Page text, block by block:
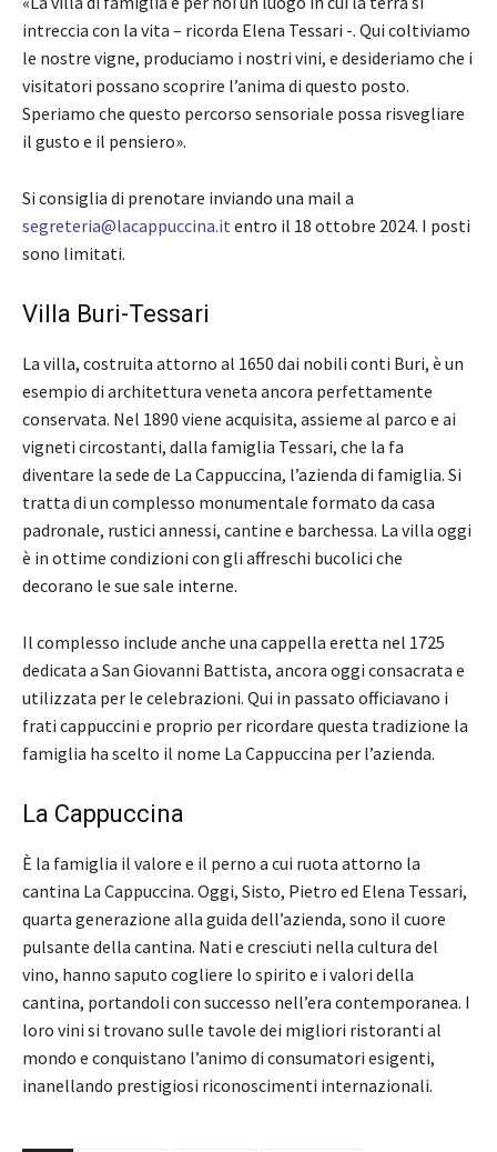
intreccia con la vita – ricorda Elena Tessari -. Qui coltiviamo
le nostre vigne, produciamo i nostri vini, e desideriamo che i
visitatori possano scoprire l’anima di questo posto.
Speriamo che questo percorso sensoriale possa risvegliare
il gusto e il pensiero».
Si consiglia di prenotare inviando una mail a
segreteria@lacappuccina.it entro il 18 ottobre 2024. I posti
sono limitati.
Villa Buri-Tessari
La villa, costruita attorno al 1650 dai nobili conti Buri, è un
esempio di architettura veneta ancora perfettamente
conservata. Nel 1890 viene acquisita, assieme al parco e ai
vigneti circostanti, dalla famiglia Tessari, che la fa
diventare la sede de La Cappuccina, l’azienda di famiglia. Si
tratta di un complesso monumentale formato da casa
padronale, rustici annessi, cantine e barchessa. La villa oggi
è in ottime condizioni con gli affreschi bucolici che
decorano le sue sale interne.
Il complesso include anche una cappella eretta nel 1725
dedicata a San Giovanni Battista, ancora oggi consacrata e
utilizzata per le celebrazioni. Qui in passato officiavano i
frati cappuccini e proprio per ricordare questa tradizione la
famiglia ha scelto il nome La Cappuccina per l’azienda.
La Cappuccina
È la famiglia il valore e il perno a cui ruota attorno la
cantina La Cappuccina. Oggi, Sisto, Pietro ed Elena Tessari,
quarta generazione alla guida dell’azienda, sono il cuore
pulsante della cantina. Nati e cresciuti nella cultura del
vino, hanno saputo cogliere lo spirito e i valori della
cantina, portandoli con successo nell’era contemporanea. I
loro vini si trovano sulle tavole dei migliori ristoranti al
mondo e conquistano l’animo di consumatori esigenti,
inanellando prestigiosi riconoscimenti internazionali.